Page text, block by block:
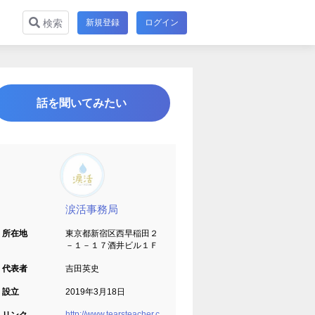
検索 新規登録 ログイン
話を聞いてみたい
涙活事務局
所在地
東京都新宿区西早稲田２
－１－１７酒井ビル１Ｆ
代表者 吉田英史
設立 2019年3月18日